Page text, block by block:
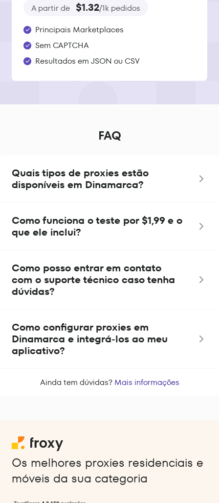
A partir de $1.32/1k pedidos
Principais Marketplaces
Sem CAPTCHA
Resultados em JSON ou CSV
FAQ
Quais tipos de proxies estão
disponíveis em Dinamarca?
Como funciona o teste por $1,99 e o
que ele inclui?
Como posso entrar em contato
com o suporte técnico caso tenha
dúvidas?
Como configurar proxies em
Dinamarca e integrá-los ao meu
aplicativo?
Ainda tem dúvidas? Mais informações
Os melhores proxies residenciais e
móveis da sua categoria